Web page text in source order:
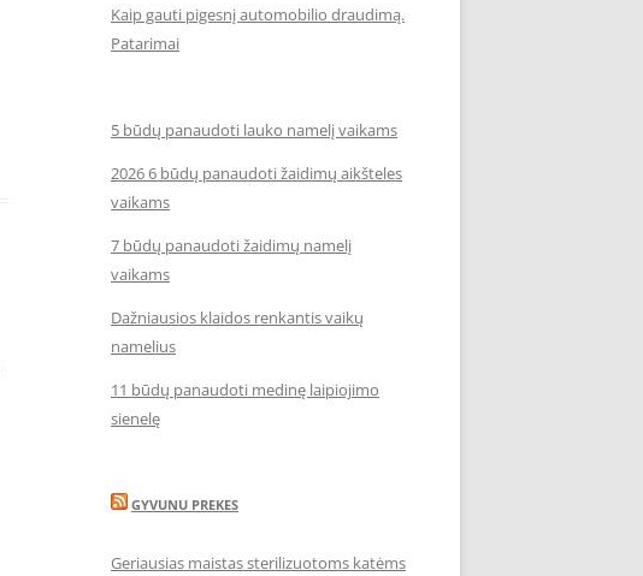
Kaip gauti pigesnį automobilio draudimą.
Patarimai
5 būdų panaudoti lauko namelį vaikams
2026 6 būdų panaudoti žaidimų aikšteles
vaikams
7 būdų panaudoti žaidimų namelį
vaikams
Dažniausios klaidos renkantis vaikų
namelius
11 būdų panaudoti medinę laipiojimo
sienelę
GYVUNU PREKES
Geriausias maistas sterilizuotoms katėms